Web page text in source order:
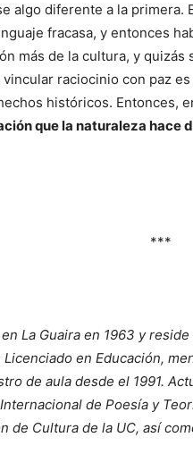
algo diferente a la primera.
fracasa, y entonces
más de la cultura, y
raciocinio con paz
históricos. Entonces,
que la naturaleza hace
***
La Guaira en 1963 y
en Educación,
de aula desde el 1991.
de Poesía y
de Cultura de la UC, así